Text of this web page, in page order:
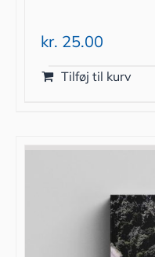
kr. 25.00
Tilføj til kurv